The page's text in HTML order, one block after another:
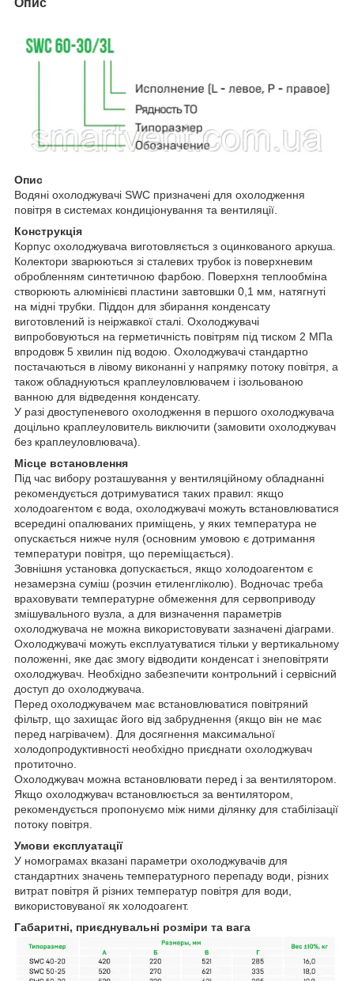
Опис
Водяні охолоджувачі SWC призначені для охолодження
повітря в системах кондиціонування та вентиляції.
Конструкція
Корпус охолоджувача виготовляється з оцинкованого аркуша.
Колектори зварюються зі сталевих трубок із поверхневим
обробленням синтетичною фарбою. Поверхня теплообміна
створюють алюмінієві пластини завтовшки 0,1 мм, натягнуті
на мідні трубки. Піддон для збирання конденсату
виготовлений із неіржавкої сталі. Охолоджувачі
випробовуються на герметичність повітрям під тиском 2 МПа
впродовж 5 хвилин під водою. Охолоджувачі стандартно
постачаються в лівому виконанні у напрямку потоку повітря, а
також обладнуються краплеуловлювачем і ізольованою
ванною для відведення конденсату.
У разі двоступеневого охолодження в першого охолоджувача
доцільно краплеуловитель виключити (замовити охолоджувач
без краплеуловлювача).
Місце встановлення
Під час вибору розташування у вентиляційному обладнанні
рекомендується дотримуватися таких правил: якщо
холодоагентом є вода, охолоджувачі можуть встановлюватися
всередині опалюваних приміщень, у яких температура не
опускається нижче нуля (основним умовою є дотримання
температури повітря, що переміщається).
Зовнішня установка допускається, якщо холодоагентом є
незамерзна суміш (розчин етиленгліколю). Водночас треба
враховувати температурне обмеження для сервоприводу
змішувального вузла, а для визначення параметрів
охолоджувача не можна використовувати зазначені діаграми.
Охолоджувачі можуть експлуатуватися тільки у вертикальному
положенні, яке дає змогу відводити конденсат і знеповітряти
охолоджувач. Необхідно забезпечити контрольний і сервісний
доступ до охолоджувача.
Перед охолоджувачем має встановлюватися повітряний
фільтр, що захищає його від забруднення (якщо він не має
перед нагрівачем). Для досягнення максимальної
холодопродуктивності необхідно приєднати охолоджувач
протиточно.
Охолоджувач можна встановлювати перед і за вентилятором.
Якщо охолоджувач встановлюється за вентилятором,
рекомендується пропонуємо між ними ділянку для стабілізації
потоку повітря.
Умови експлуатації
У номограмах вказані параметри охолоджувачів для
стандартних значень температурного перепаду води, різних
витрат повітря й різних температур повітря для води,
використовуваної як холодоагент.
Габаритні, приєднувальні розміри та вага